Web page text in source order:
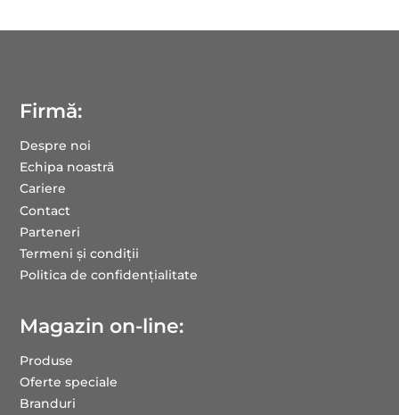
Firmă:
Despre noi
Echipa noastră
Cariere
Contact
Parteneri
Termeni și condiții
Politica de confidențialitate
Magazin on-line:
Produse
Oferte speciale
Branduri